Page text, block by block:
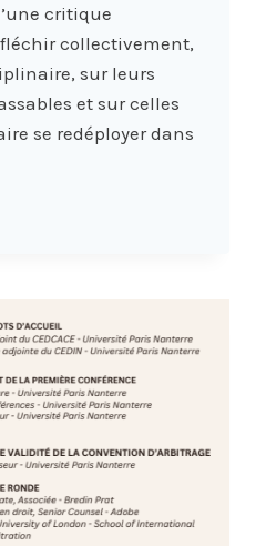
critique
collectivement,
sur leurs
et sur celles
se redéployer dans